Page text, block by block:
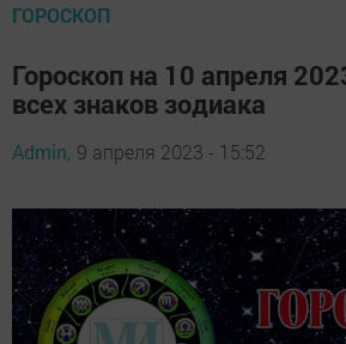
ГОРОСКОП
Гороскоп на 10 апреля
всех знаков зодиака
Admin, 9 апреля 2023 - 15:52